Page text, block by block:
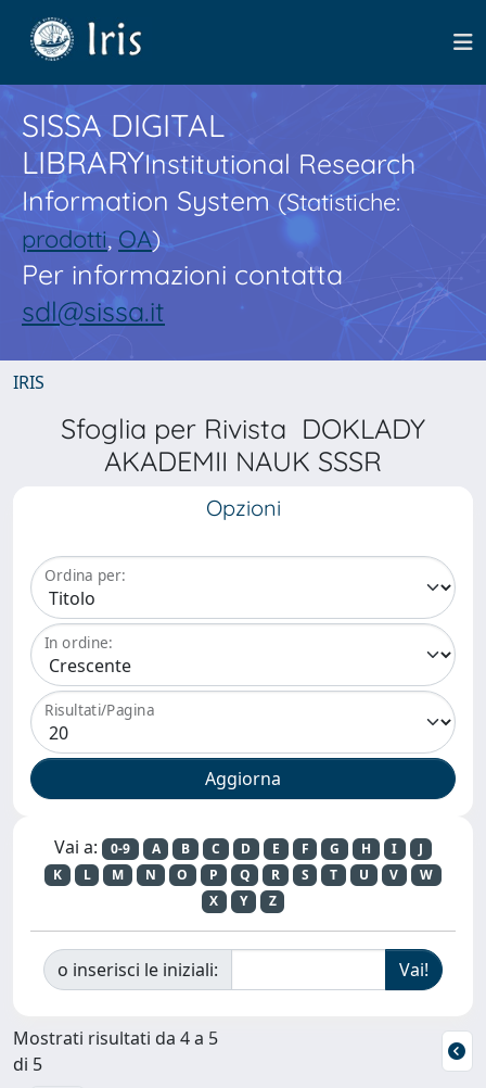
SISSA DIGITAL
LIBRARYInstitutional Research
Information System(Statistiche:
prodotti,OA)
Per informazioni contatta
sdl@sissa.it
IRIS
Sfoglia per Rivista DOKLADY
AKADEMII NAUK SSSR
Opzioni
Ordina per:
In ordine:
Risultati/Pagina
Vai a: 0-9 A B C D E F G H I
J
K
L M N O P Q R S T U V
W
X
Y Z
o inserisci le iniziali:
Mostrati risultati da 4 a 5
di 5